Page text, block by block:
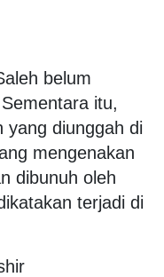
belum
itu,
yang diunggah di
mengenakan
dibunuh oleh
terjadi di